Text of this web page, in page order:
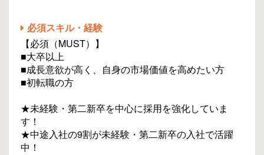
必須スキル・経験
【必須（MUST）】
■大卒以上
■成長意欲が高く、自身の市場価値を高めたい方
■初転職の方
★未経験・第二新卒を中心に採用を強化していま
す！
★中途入社の9割が未経験・第二新卒の入社で活躍
中！